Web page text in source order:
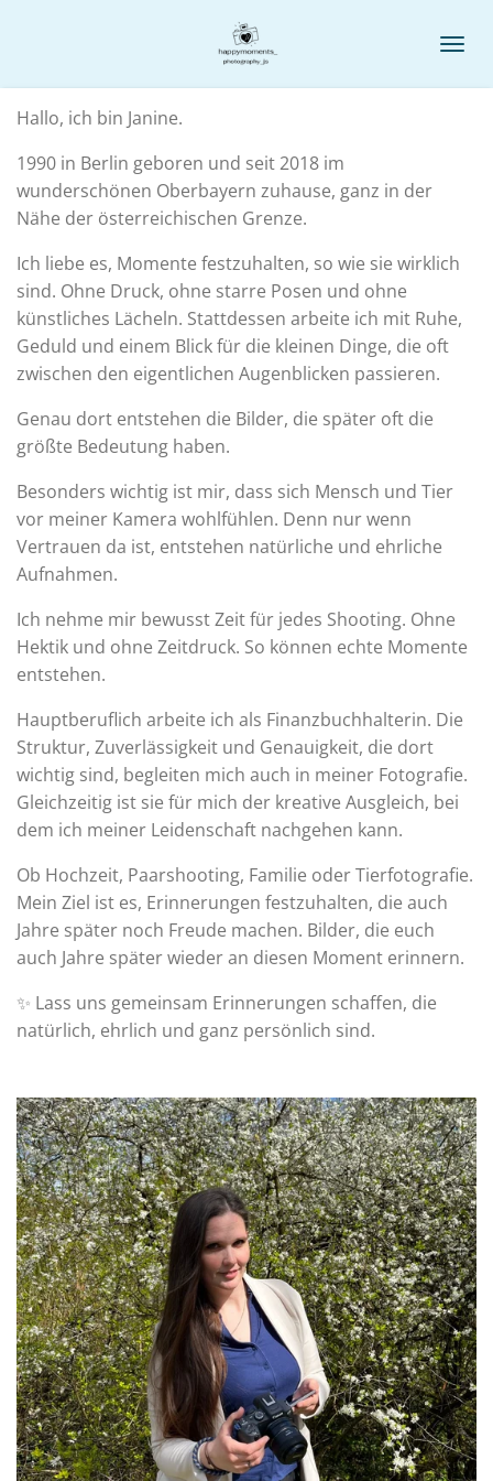
Hallo, ich bin Janine.
1990 in Berlin geboren und seit 2018 im
wunderschönen Oberbayern zuhause, ganz in der
Nähe der österreichischen Grenze.
Ich liebe es, Momente festzuhalten, so wie sie wirklich
sind. Ohne Druck, ohne starre Posen und ohne
künstliches Lächeln. Stattdessen arbeite ich mit Ruhe,
Geduld und einem Blick für die kleinen Dinge, die oft
zwischen den eigentlichen Augenblicken passieren.
Genau dort entstehen die Bilder, die später oft die
größte Bedeutung haben.
Besonders wichtig ist mir, dass sich Mensch und Tier
vor meiner Kamera wohlfühlen. Denn nur wenn
Vertrauen da ist, entstehen natürliche und ehrliche
Aufnahmen.
Ich nehme mir bewusst Zeit für jedes Shooting. Ohne
Hektik und ohne Zeitdruck. So können echte Momente
entstehen.
Hauptberuflich arbeite ich als Finanzbuchhalterin. Die
Struktur, Zuverlässigkeit und Genauigkeit, die dort
wichtig sind, begleiten mich auch in meiner Fotografie.
Gleichzeitig ist sie für mich der kreative Ausgleich, bei
dem ich meiner Leidenschaft nachgehen kann.
Ob Hochzeit, Paarshooting, Familie oder Tierfotografie.
Mein Ziel ist es, Erinnerungen festzuhalten, die auch
Jahre später noch Freude machen. Bilder, die euch
auch Jahre später wieder an diesen Moment erinnern.
✨ Lass uns gemeinsam Erinnerungen schaffen, die
natürlich, ehrlich und ganz persönlich sind.